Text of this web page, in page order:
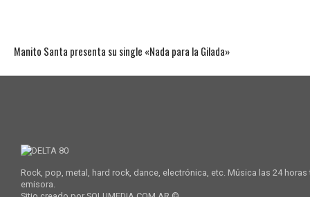
Manito Santa presenta su single «Nada para la Gilada»
Rock, pop, metal, hard rock, dance, electrónica, etc. Música las 24
emisora.